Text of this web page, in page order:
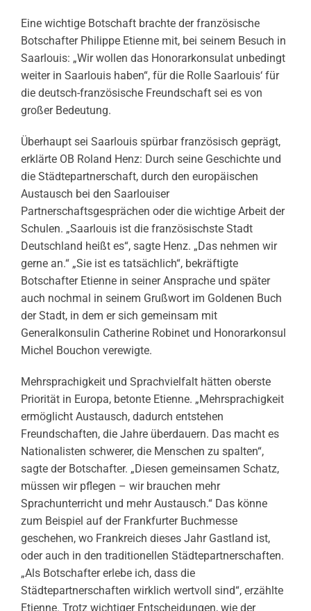
Eine wichtige Botschaft brachte der französische
Botschafter Philippe Etienne mit, bei seinem Besuch in
Saarlouis: „Wir wollen das Honorarkonsulat unbedingt
weiter in Saarlouis haben“, für die Rolle Saarlouis‘ für
die deutsch-französische Freundschaft sei es von
großer Bedeutung.
Überhaupt sei Saarlouis spürbar französisch geprägt,
erklärte OB Roland Henz: Durch seine Geschichte und
die Städtepartnerschaft, durch den europäischen
Austausch bei den Saarlouiser
Partnerschaftsgesprächen oder die wichtige Arbeit der
Schulen. „Saarlouis ist die französischste Stadt
Deutschland heißt es“, sagte Henz. „Das nehmen wir
gerne an.“ „Sie ist es tatsächlich“, bekräftigte
Botschafter Etienne in seiner Ansprache und später
auch nochmal in seinem Grußwort im Goldenen Buch
der Stadt, in dem er sich gemeinsam mit
Generalkonsulin Catherine Robinet und Honorarkonsul
Michel Bouchon verewigte.
Mehrsprachigkeit und Sprachvielfalt hätten oberste
Priorität in Europa, betonte Etienne. „Mehrsprachigkeit
ermöglicht Austausch, dadurch entstehen
Freundschaften, die Jahre überdauern. Das macht es
Nationalisten schwerer, die Menschen zu spalten“,
sagte der Botschafter. „Diesen gemeinsamen Schatz,
müssen wir pflegen – wir brauchen mehr
Sprachunterricht und mehr Austausch.“ Das könne
zum Beispiel auf der Frankfurter Buchmesse
geschehen, wo Frankreich dieses Jahr Gastland ist,
oder auch in den traditionellen Städtepartnerschaften.
„Als Botschafter erlebe ich, dass die
Städtepartnerschaften wirklich wertvoll sind“, erzählte
Etienne. Trotz wichtiger Entscheidungen, wie der